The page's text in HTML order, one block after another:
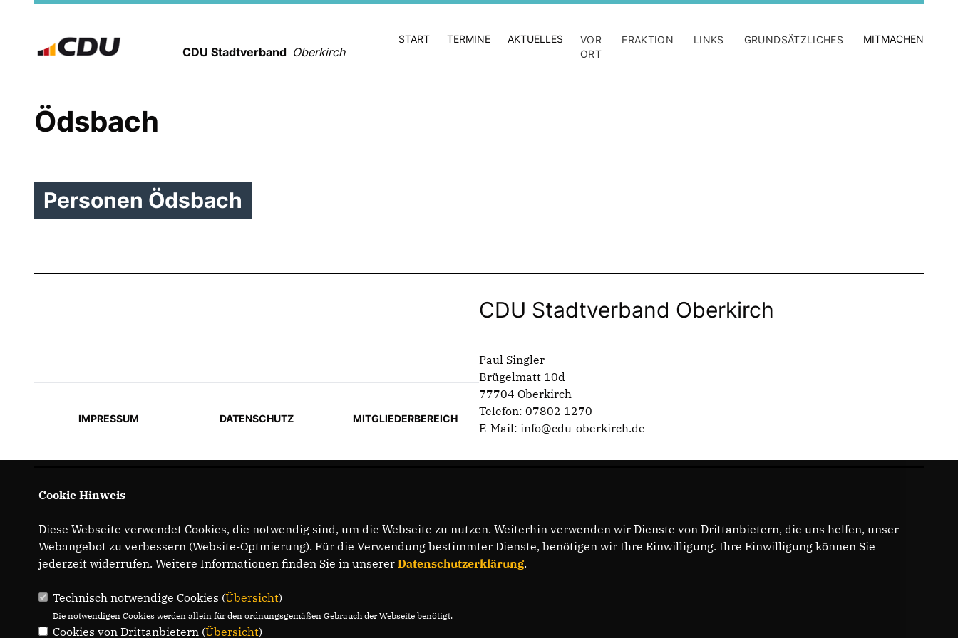
CDU Stadtverband Oberkirch
START TERMINE AKTUELLES
VOR
ORT
FRAKTION LINKS GRUNDSÄTZLICHES MITMACHEN
Ödsbach
Personen Ödsbach
IMPRESSUM DATENSCHUTZ MITGLIEDERBEREICH
CDU Stadtverband Oberkirch
Paul Singler
Brügelmatt 10d
77704 Oberkirch
Telefon: 07802 1270
E-Mail: info@cdu-oberkirch.de
Cookie Hinweis
Diese Webseite verwendet Cookies, die notwendig sind, um die Webseite zu nutzen. Weiterhin verwenden wir Dienste von Drittanbietern, die uns helfen, unser
Webangebot zu verbessern (Website-Optmierung). Für die Verwendung bestimmter Dienste, benötigen wir Ihre Einwilligung. Ihre Einwilligung können Sie
jederzeit widerrufen. Weitere Informationen finden Sie in unserer Datenschutzerklärung.
Technisch notwendige Cookies (Übersicht)
Die notwendigen Cookies werden allein für den ordnungsgemäßen Gebrauch der Webseite benötigt.
Cookies von Drittanbietern (Übersicht)